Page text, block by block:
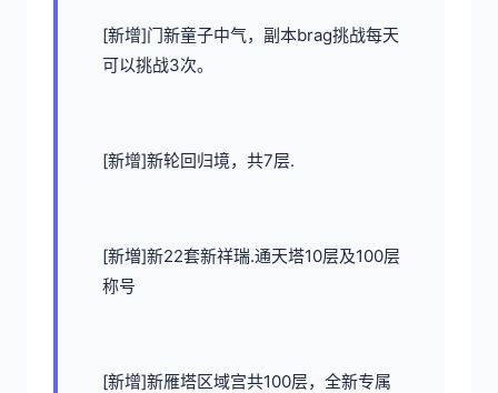
[新增]门新童子中气，副本brag挑战每天
可以挑战3次。
[新增]新轮回归境，共7层.
[新増]新22套新祥瑞.通天塔10层及100层
称号
[新增]新雁塔区域宫共100层，全新专属